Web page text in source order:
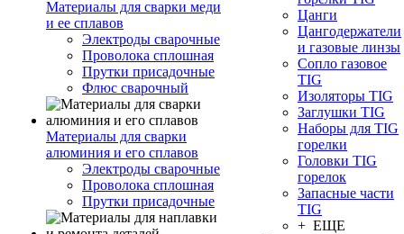
Материалы для сварки меди
и ее сплавов
Электроды сварочные
Проволока сплошная
Прутки присадочные
Флюс сварочный
Материалы для сварки
алюминия и его сплавов
Электроды сварочные
Проволока сплошная
Прутки присадочные
Цанги
Цангодержатели
и газовые линзы
Сопло газовое
TIG
Изоляторы TIG
Заглушки TIG
Наборы для TIG
горелки
Головки TIG
горелок
Запасные части
TIG
+ ЕЩЕ